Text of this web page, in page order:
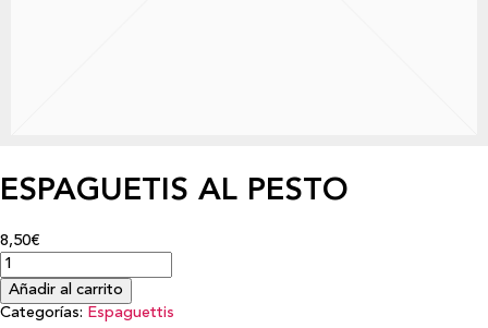
ESPAGUETIS AL PESTO
8,50€
Añadir al carrito
Categorías: Espaguettis